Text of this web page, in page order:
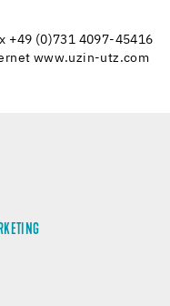
+49 (0)731 4097-45416
www.uzin-utz.com